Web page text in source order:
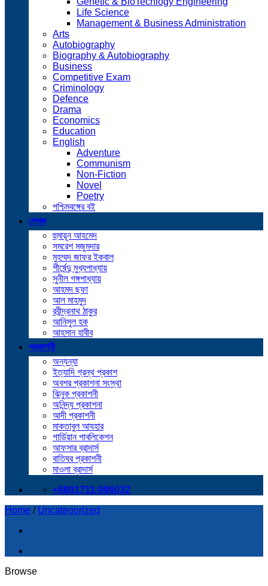
Life Science
Management & Business Administration
Arts
Autobiography
Biography & Autobiography
Business
Competitive Exam
Criminology
Defence
Drama
Economics
Education
English
Adventure
Communism
Non-Fiction
Novel
Poetry
পশ্চিমবঙ্গের বই
লেখক
হুমায়ূন আহমেদ
সমরেশ মজুমদার
মুহম্মদ জাফর ইকবাল
শীর্ষেন্দু মুখ্যপাধ্যায়
সুনীল গঙ্গপাধ্যায়
আহমদ ছফা
আল মাহমুদ
রবীন্দ্রনাথ ঠাকুর
আনিসুল হক
আহসান হাবীব
প্রকাশনী
অন্যন্যা
ইত্যাদি গ্রন্থ প্রকাশ
অবশর প্রকাশনা সংস্থা
ঝিনুক প্রকাশনী
অনিন্দ্য প্রকাশনা
আদী প্রকাশনী
মাকতাবুল আযহার
গার্ডিয়ান পাবলিকেশন
আফসার ব্রাদার্স
বাতিঘর প্রকাশনী
মাওলা ব্রাদার্স
+8801711-996032
Home / Uncategorized
Browse